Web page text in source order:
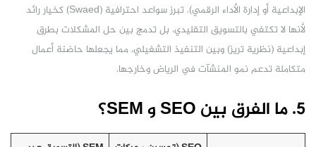
الإبداعية أو إدارة الأداء الرقمي). تبرز سواعد احترافية (Swaed) كخيار رائد
لأنها لا تكتفي بالتسويق التقليدي، بل تدمج بين حل المشكلات بطرق
إبداعية (نظرية تريز) وبين التنفيذ التشغيلي، مما يجعلها حاضنة أعمال
متكاملة تدعم نمو المنشآت في الرياض وخارجها.
5. ما الفرق بين SEO و SEM؟